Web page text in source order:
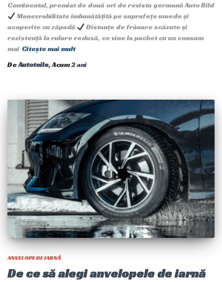
Continental, premiat de două ori de revista germană Auto Bild
Manevrabilitate îmbunătățită pe suprafețe umede și
acoperite cu zăpadă
Distanțe de frânare scăzute și
rezistență la rulare redusă, ce vine la pachet cu un consum
mai Citește mai mult
DeAutoteile, Acum2 ani
ANVELOPE DE IARNĂ
De ce să alegi anvelopele de iarnă